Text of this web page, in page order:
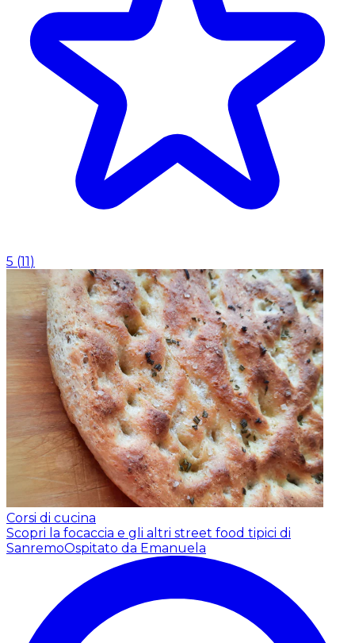
5 (11)
Corsi di cucina
Scopri la focaccia e gli altri street food tipici di
SanremoOspitato da Emanuela